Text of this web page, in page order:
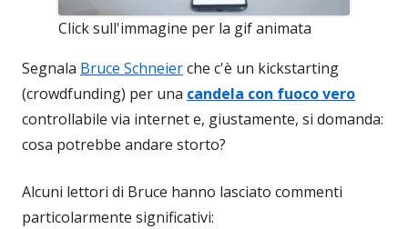
Click sull'immagine per la gif animata
Segnala Bruce Schneierche c'è un kickstarting
(crowdfunding) per una candela con fuoco vero
controllabile via internet e, giustamente, si domanda:
cosa potrebbe andare storto?
Alcuni lettori di Bruce hanno lasciato commenti
particolarmente significativi: